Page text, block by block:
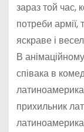
зараз той час,
потреби армії,
яскраве і
В
співака в
прихильник